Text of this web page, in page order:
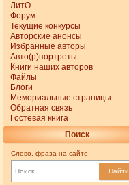
ЛитО
Форум
Текущие конкурсы
Авторские анонсы
Избранные авторы
Авто(р)портреты
Книги наших авторов
Файлы
Блоги
Мемориальные страницы
Обратная связь
Гостевая книга
Поиск
Слово, фраза на сайте
Найти